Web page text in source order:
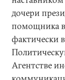
дочери
помощника
фактически
Агентстве